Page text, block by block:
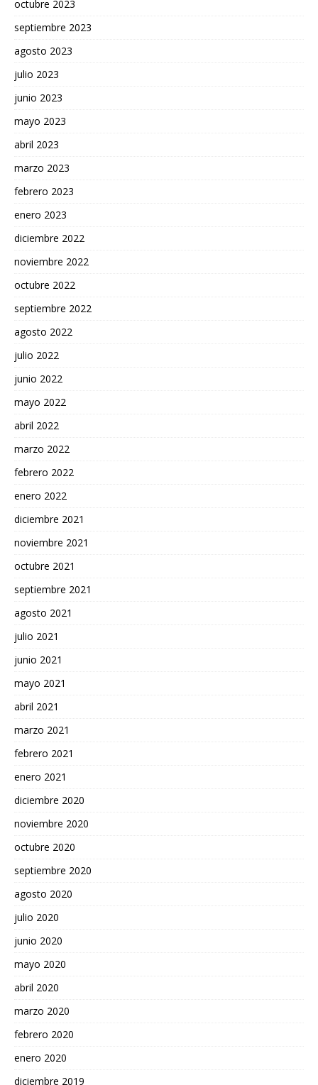
octubre 2023
septiembre 2023
agosto 2023
julio 2023
junio 2023
mayo 2023
abril 2023
marzo 2023
febrero 2023
enero 2023
diciembre 2022
noviembre 2022
octubre 2022
septiembre 2022
agosto 2022
julio 2022
junio 2022
mayo 2022
abril 2022
marzo 2022
febrero 2022
enero 2022
diciembre 2021
noviembre 2021
octubre 2021
septiembre 2021
agosto 2021
julio 2021
junio 2021
mayo 2021
abril 2021
marzo 2021
febrero 2021
enero 2021
diciembre 2020
noviembre 2020
octubre 2020
septiembre 2020
agosto 2020
julio 2020
junio 2020
mayo 2020
abril 2020
marzo 2020
febrero 2020
enero 2020
diciembre 2019